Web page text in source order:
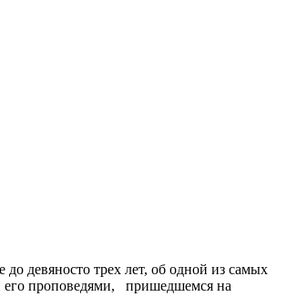
девяносто трех лет, об одной из самых
его проповедями, пришедшемся на